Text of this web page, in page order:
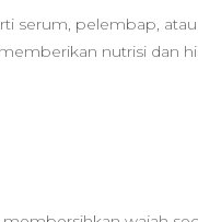
serum, pelembap,
nutrisi dan